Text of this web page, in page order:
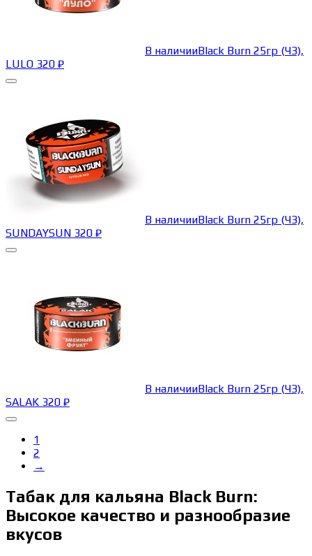
В наличииBlack Burn 25гр (ЧЗ),
LULO 320 ₽
В наличииBlack Burn 25гр (ЧЗ),
SUNDAYSUN 320 ₽
В наличииBlack Burn 25гр (ЧЗ),
SALAK 320 ₽
1
2
→
Табак для кальяна Black Burn:
Высокое качество и разнообразие
вкусов